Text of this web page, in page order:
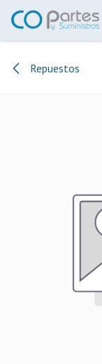
Ir al contenido
Repuestos